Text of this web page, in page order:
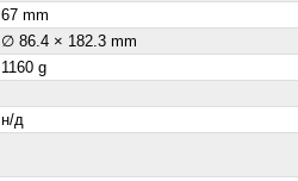
67 mm
∅ 86.4 × 182.3 mm
1160 g
н/д